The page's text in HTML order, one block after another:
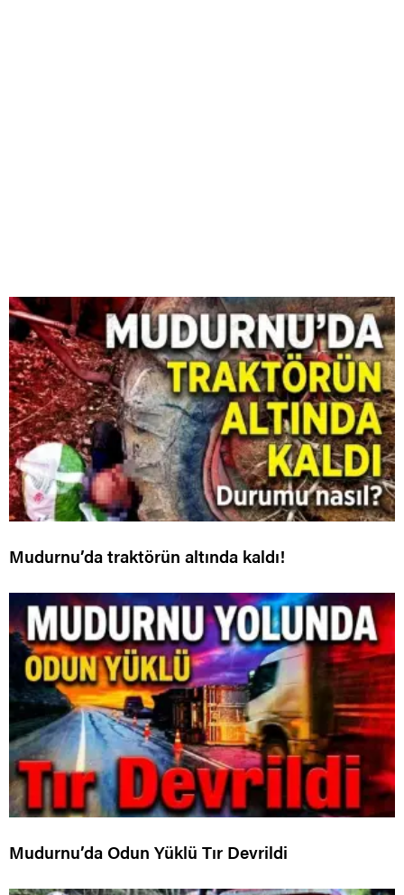
Mudurnu’da traktörün altında kaldı!
Mudurnu’da Odun Yüklü Tır Devrildi